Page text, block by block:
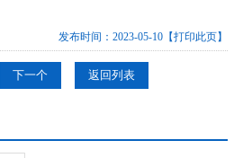
发布时间：2023-05-10 【打印此页】
下一个 返回列表